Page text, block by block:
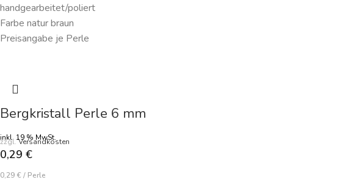
handgearbeitet/poliert
Farbe natur braun
Preisangabe je Perle
Bergkristall Perle 6 mm
inkl. 19 % MwSt.
zzgl.Versandkosten
0,29 €
0,29 € / Perle